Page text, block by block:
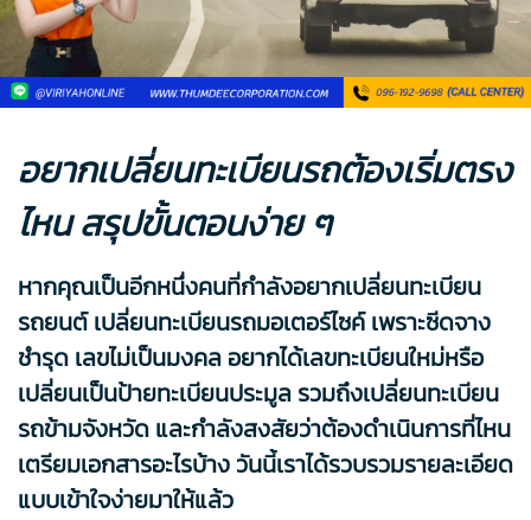
อยากเปลี่ยนทะเบียนรถต้องเริ่มตรง
ไหน สรุปขั้นตอนง่าย ๆ
หากคุณเป็นอีกหนึ่งคนที่กำลังอยากเปลี่ยนทะเบียน
รถยนต์ เปลี่ยนทะเบียนรถมอเตอร์ไซค์ เพราะซีดจาง
ชำรุด เลขไม่เป็นมงคล อยากได้เลขทะเบียนใหม่หรือ
เปลี่ยนเป็นป้ายทะเบียนประมูล รวมถึงเปลี่ยนทะเบียน
รถข้ามจังหวัด และกำลังสงสัยว่าต้องดำเนินการที่ไหน
เตรียมเอกสารอะไรบ้าง วันนี้เราได้รวบรวมรายละเอียด
แบบเข้าใจง่ายมาให้แล้ว